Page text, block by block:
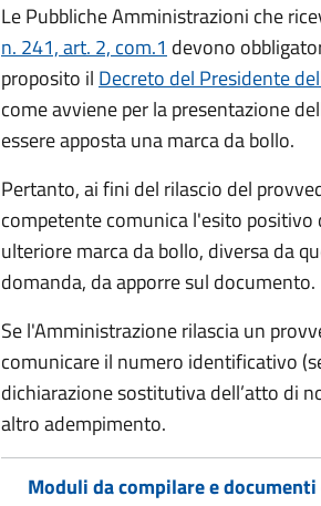
Le Pubbliche Amministrazioni che
n. 241, art. 2, com.1 devono
proposito il Decreto del Presidente
come avviene per la presentazione
essere apposta una marca da bollo.
Pertanto, ai fini del rilascio del
competente comunica l'esito
ulteriore marca da bollo, diversa da
domanda, da apporre sul documento.
Se l'Amministrazione rilascia un
comunicare il numero identificativo
dichiarazione sostitutiva dell’atto di
altro adempimento.
Moduli da compilare e